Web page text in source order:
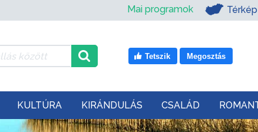
Mai programok Térkép
Tetszik Megosztás
KULTÚRA KIRÁNDULÁS CSALÁD